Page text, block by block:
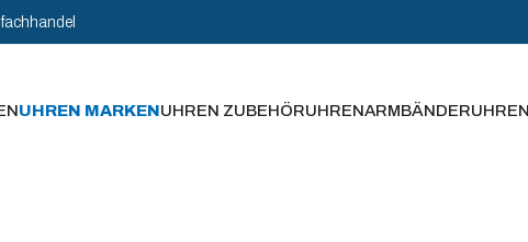
UHREN MARKENUHREN ZUBEHÖRUHRENARMBÄNDER